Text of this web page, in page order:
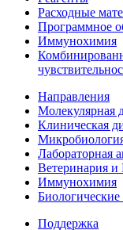
Расходные
Программное
Иммунохимия
Направления
Молекулярная
Клиническая
Лабораторная
Ветеринария
Иммунохимия
Поддержка